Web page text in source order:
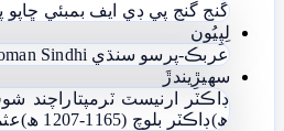
گنج گنج پي ڊي ايف بمبئي
لِپِيُون
عربڪ-پرسو سنڌي Sindhi
سھيڙِيندڙَ
ڊاڪٽر ارنيسٽ ٽرمپتاراچند
ھ)ڊاڪٽر بلوچ (1165-1207 ھ)